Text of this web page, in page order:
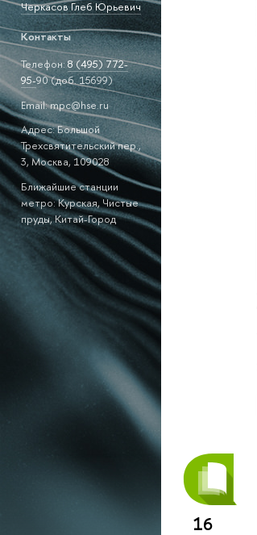
Черкасов Глеб Юрьевич
Контакты
Телефон: 8 (495) 772-
95-90 (доб. 15699)
Email: mpc@hse.ru
Адрес: Большой
Трехсвятительский пер.,
3, Москва, 109028
Ближайшие станции
метро: Курская, Чистые
пруды, Китай-Город
16